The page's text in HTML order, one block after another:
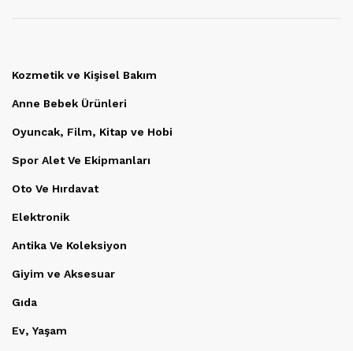
Kozmetik ve Kişisel Bakım
Anne Bebek Ürünleri
Oyuncak, Film, Kitap ve Hobi
Spor Alet Ve Ekipmanları
Oto Ve Hırdavat
Elektronik
Antika Ve Koleksiyon
Giyim ve Aksesuar
Gıda
Ev, Yaşam